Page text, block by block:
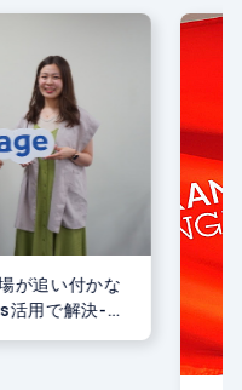
が追い付かな
用で解決-株